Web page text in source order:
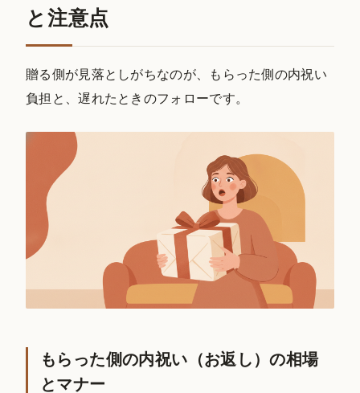
と注意点
贈る側が見落としがちなのが、もらった側の内祝い
負担と、遅れたときのフォローです。
もらった側の内祝い（お返し）の相場
とマナー